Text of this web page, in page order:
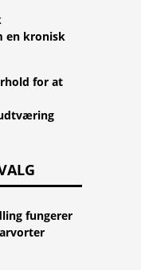
en kronisk
for at
fungerer